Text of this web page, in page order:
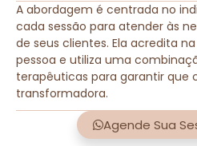
A abordagem é centrada no
cada sessão para atender às
de seus clientes. Ela acredita
pessoa e utiliza uma
terapêuticas para garantir que
transformadora.
Agende Sua